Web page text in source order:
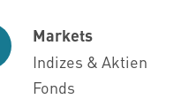
Markets
Indizes & Aktien
Fonds